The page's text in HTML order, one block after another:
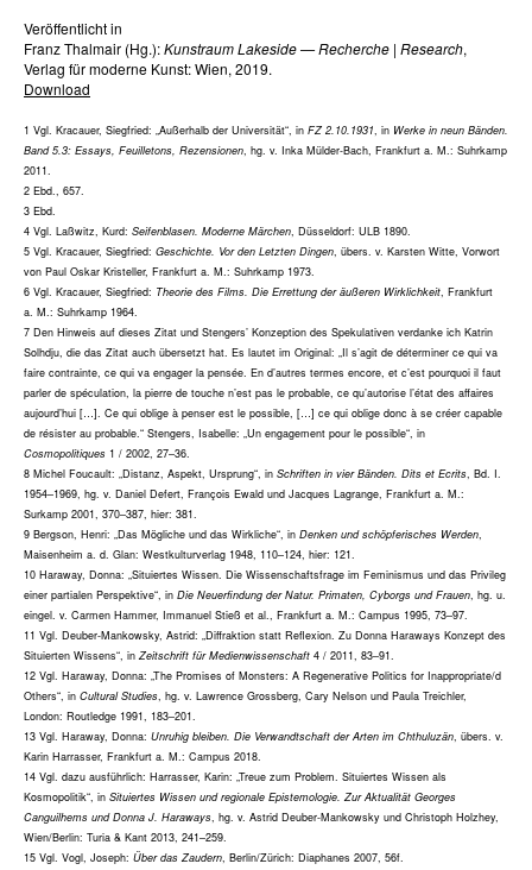
Veröffentlicht in
Franz Thalmair (Hg.):Kunstraum Lakeside — Recherche | Research,
Verlag für moderne Kunst: Wien, 2019.
Download
1 Vgl. Kracauer, Siegfried: „Außerhalb der Universität“, in FZ 2.10.1931 , in Werke in neun Bänden.
Band 5.3: Essays, Feuilletons, Rezensionen , hg. v. Inka Mülder-Bach, Frankfurt a. M.: Suhrkamp
2011.
2 Ebd., 657.
3 Ebd.
4 Vgl. Laßwitz, Kurd: Seifenblasen. Moderne Märchen , Düsseldorf: ULB 1890.
5 Vgl. Kracauer, Siegfried: Geschichte. Vor den Letzten Dingen , übers. v. Karsten Witte, Vorwort
von Paul Oskar Kristeller, Frankfurt a. M.: Suhrkamp 1973.
6 Vgl. Kracauer, Siegfried: Theorie des Films. Die Errettung der äußeren Wirklichkeit , Frankfurt
a. M.: Suhrkamp 1964.
7 Den Hinweis auf dieses Zitat und Stengers’ Konzeption des Spekulativen verdanke ich Katrin
Solhdju, die das Zitat auch übersetzt hat. Es lautet im Original: „Il s’agit de déterminer ce qui va
faire contrainte, ce qui va engager la pensée. En d’autres termes encore, et c’est pourquoi il faut
parler de spéculation, la pierre de touche n’est pas le probable, ce qu’autorise l’état des affaires
aujourd’hui […]. Ce qui oblige à penser est le possible, […] ce qui oblige donc à se créer capable
de résister au probable.“ Stengers, Isabelle: „Un engagement pour le possible“, in
Cosmopolitiques 1 / 2002, 27–36.
8 Michel Foucault: „Distanz, Aspekt, Ursprung“, in Schriften in vier Bänden. Dits et Ecrits , Bd. I.
1954–1969, hg. v. Daniel Defert, François Ewald und Jacques Lagrange, Frankfurt a. M.:
Surkamp 2001, 370–387, hier: 381.
9 Bergson, Henri: „Das Mögliche und das Wirkliche“, in Denken und schöpferisches Werden
Maisenheim a. d. Glan: Westkulturverlag 1948, 110–124, hier: 121.
10 Haraway, Donna: „Situiertes Wissen. Die Wissenschaftsfrage im Feminismus und das Privileg
einer partialen Perspektive“, in Die Neuerfindung der Natur. Primaten, Cyborgs und Frauen , hg. u.
eingel. v. Carmen Hammer, Immanuel Stieß et al., Frankfurt a. M.: Campus 1995, 73–97.
11 Vgl. Deuber-Mankowsky, Astrid: „Diffraktion statt Reflexion. Zu Donna Haraways Konzept des
Situierten Wissens“, in Zeitschrift für Medienwissenschaft 4 / 2011, 83–91.
12 Vgl. Haraway, Donna: „The Promises of Monsters: A Regenerative Politics for Inappropriate/d
Others“, in Cultural Studies , hg. v. Lawrence Grossberg, Cary Nelson und Paula Treichler,
London: Routledge 1991, 183–201.
13 Vgl. Haraway, Donna: Unruhig bleiben. Die Verwandtschaft der Arten im Chthuluzän , übers. v.
Karin Harrasser, Frankfurt a. M.: Campus 2018.
14 Vgl. dazu ausführlich: Harrasser, Karin: „Treue zum Problem. Situiertes Wissen als
Kosmopolitik“, in Situiertes Wissen und regionale Epistemologie. Zur Aktualität Georges
Canguilhems und Donna J. Haraways , hg. v. Astrid Deuber-Mankowsky und Christoph Holzhey,
Wien/Berlin: Turia & Kant 2013, 241–259.
15 Vgl. Vogl, Joseph: Über das Zaudern , Berlin/Zürich: Diaphanes 2007, 56f.